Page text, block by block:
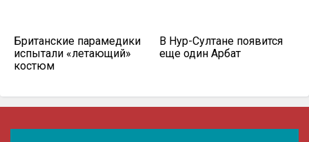
Британские парамедики
испытали «летающий»
костюм
В Нур-Султане появится
еще один Арбат